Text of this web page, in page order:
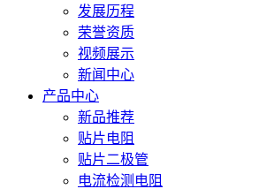
发展历程
荣誉资质
视频展示
新闻中心
产品中心
新品推荐
贴片电阻
贴片二极管
电流检测电阻